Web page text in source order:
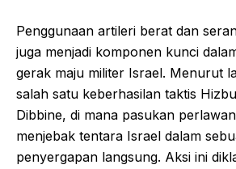
Penggunaan artileri berat dan
juga menjadi komponen kunci
gerak maju militer Israel. Menurut
salah satu keberhasilan taktis
Dibbine, di mana pasukan
menjebak tentara Israel dalam
penyergapan langsung. Aksi ini